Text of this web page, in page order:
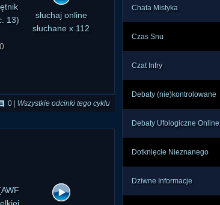
słuchaj online
0 Wszystkie odcinki tego cyklu
Chata Mistyka
Czas Snu
Czat Infry
Debaty (nie)kontrolowane
Debaty Ufologiczne Online
Dotknięcie Nieznanego
Dziwne Informacje